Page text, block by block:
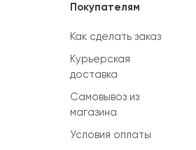
Покупателям
Как сделать заказ
Курьерская
доставка
Самовывоз из
магазина
Условия оплаты